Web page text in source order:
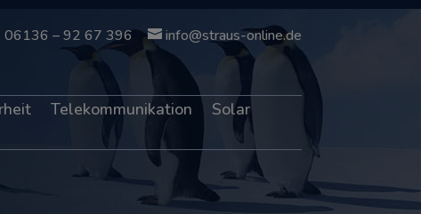
06136 – 92 67 396 info@straus-online.de
Telekommunikation
Solar